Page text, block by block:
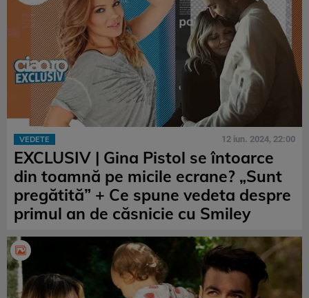
VEDETE 12 iun. 2024, 22:00
EXCLUSIV | Gina Pistol se întoarce
din toamnă pe micile ecrane? „Sunt
pregătită” + Ce spune vedeta despre
primul an de căsnicie cu Smiley